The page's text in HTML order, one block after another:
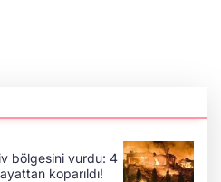
bölgesini vurdu: 4
koparıldı!